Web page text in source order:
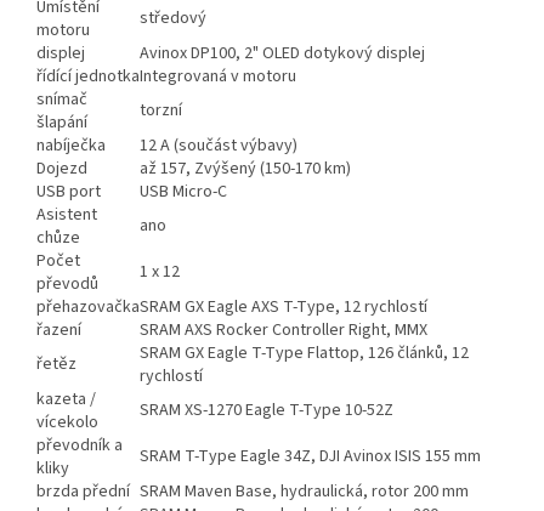
Umístění
motoru
středový
displej
Avinox DP100, 2" OLED dotykový displej
řídící jednotkaIntegrovaná v motoru
snímač
šlapání
torzní
nabíječka
12 A (součást výbavy)
Dojezd
až 157, Zvýšený (150-170 km)
USB port
USB Micro-C
Asistent
chůze
ano
Počet
převodů
1 x 12
přehazovačkaSRAM GX Eagle AXS T-Type, 12 rychlostí
řazení
SRAM AXS Rocker Controller Right, MMX
řetěz
SRAM GX Eagle T-Type Flattop, 126 článků, 12
rychlostí
kazeta /
vícekolo
SRAM XS-1270 Eagle T-Type 10-52Z
převodník a
kliky
SRAM T-Type Eagle 34Z, DJI Avinox ISIS 155 mm
brzda přední SRAM Maven Base, hydraulická, rotor 200 mm